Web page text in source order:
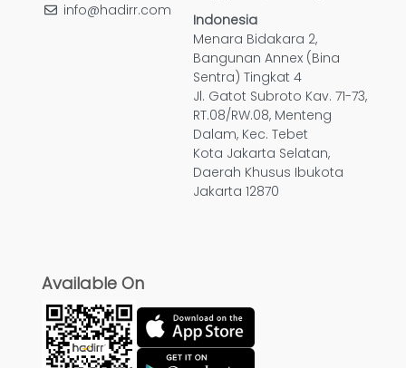
info@hadirr.com
Indonesia
Menara Bidakara 2,
Bangunan Annex (Bina
Sentra) Tingkat 4
Jl. Gatot Subroto Kav. 71-73,
RT.08/RW.08, Menteng
Dalam, Kec. Tebet
Kota Jakarta Selatan,
Daerah Khusus Ibukota
Jakarta 12870
Available On